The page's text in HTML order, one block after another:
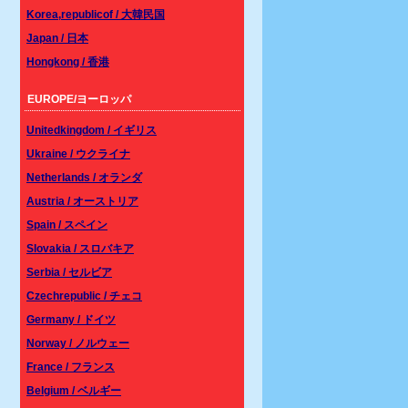
Korea,republicof / 大韓民国
Japan / 日本
Hongkong / 香港
EUROPE/ヨーロッパ
Unitedkingdom / イギリス
Ukraine / ウクライナ
Netherlands / オランダ
Austria / オーストリア
Spain / スペイン
Slovakia / スロバキア
Serbia / セルビア
Czechrepublic / チェコ
Germany / ドイツ
Norway / ノルウェー
France / フランス
Belgium / ベルギー